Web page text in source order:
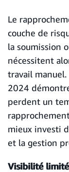
Le
couche de
la soumission
nécessitent
travail
2024
perdent un
mieux investi
et la gestion
Visibilité